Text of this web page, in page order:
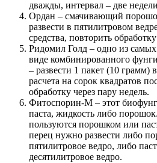
дважды, интервал – две
Ордан – смачивающий
развести в пятилитровом
средства, повторить
Ридомил Голд – одно из
виде комбинированного
– развести 1 пакет (10 грамм)
расчета на сорок квадратов
обработку через пару недель.
Фитоспорин-М – этот
паста, жидкость либо
пользуются порошком или
перец нужно развести либо
пятилитровое ведро, либо
десятилитровое ведро.